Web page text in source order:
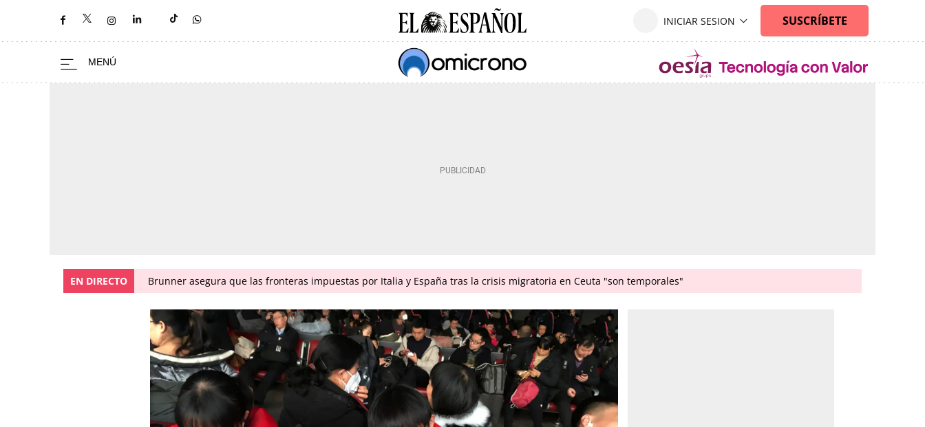
EN DIRECTO Brunner asegura que las fronteras impuestas por Italia y España tras la crisis migratoria en Ceuta "son temporales"